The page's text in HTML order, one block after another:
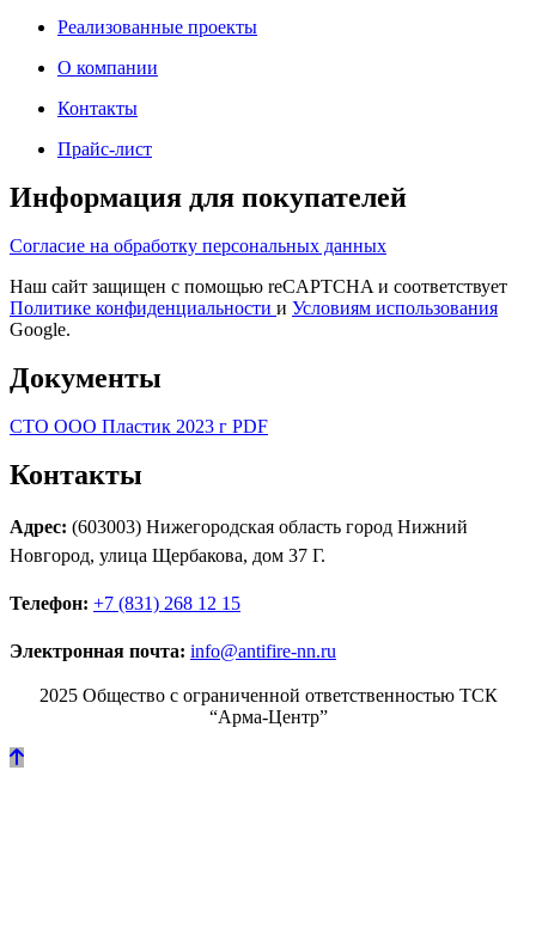
Реализованные проекты
О компании
Контакты
Прайс-лист
Информация для покупателей
Согласие на обработку персональных данных
Наш сайт защищен с помощью reCAPTCHA и соответствует
Политике конфиденциальности и Условиям использования
Google.
Документы
СТО ООО Пластик 2023 г PDF
Контакты
Адрес: (603003) Нижегородская область город Нижний
Новгород, улица Щербакова, дом 37 Г.
Телефон: +7 (831) 268 12 15
Электронная почта: info@antifire-nn.ru
2025 Общество с ограниченной ответственностью ТСК
“Арма-Центр”